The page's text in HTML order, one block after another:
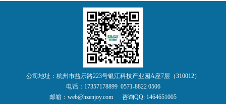
公司地址：杭州市益乐路223号银江科技产业园A座7层（310012）
电话：17357178899 0571-8822 0506
邮箱：web@hzenjoy.com 咨询QQ: 1464651005